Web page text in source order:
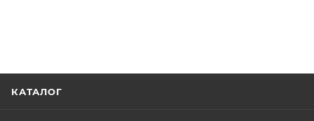
КАТАЛОГ